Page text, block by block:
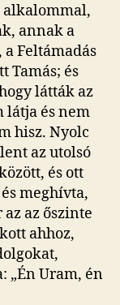
alkalommal,
annak a
Feltámadás
Tamás; és
látták az
látja és nem
hisz. Nyolc
az utolsó
és ott
meghívta,
az őszinte
ahhoz,
„Én Uram, én